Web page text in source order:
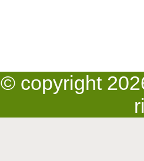
© copyright